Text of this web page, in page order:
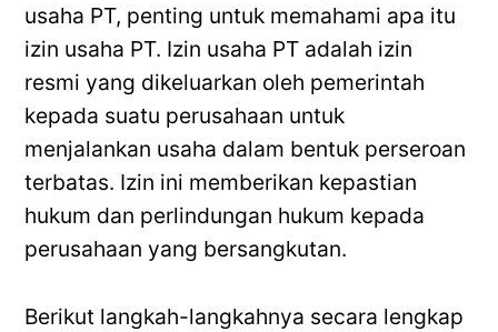
Persiapan Dokumen Persyaratan Izin
Usaha
Persiapan Dokumen Pendukung Lainnya
3. Pendaftaran PT
Mendaftar di Sistem OSS (Online Single
Submission)
Mengisi Formulir Pendaftaran
Melengkapi Persyaratan Dokumen
4. Pembayaran dan Verifikasi
Pembayaran Biaya Pendaftaran
Pemeriksaan Lapangan
usaha PT, penting untuk memahami apa itu
izin usaha PT. Izin usaha PT adalah izin
resmi yang dikeluarkan oleh pemerintah
kepada suatu perusahaan untuk
menjalankan usaha dalam bentuk perseroan
terbatas. Izin ini memberikan kepastian
hukum dan perlindungan hukum kepada
perusahaan yang bersangkutan.
Berikut langkah-langkahnya secara lengkap